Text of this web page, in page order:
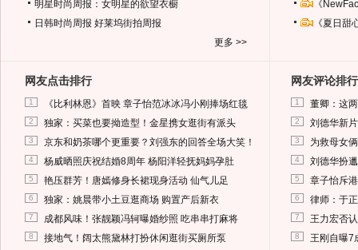
明星时尚周报：女明星的欲望衣橱
日韩时尚周报 好莱坞街拍周报
更多 >>
《
《夏日
网友点击排行
1 《比利林恩》首映 章子怡范冰冰冯小刚捧场红毯
2 独家：买菜也要拗造型！金星携女逛街有派头
3 京东和奶茶哪个更重要？刘强东的回答全场大笑！
4 杨威晒照庆祝结婚8周年 杨阳洋轻抚妈妈孕肚
5 艳压群芳！唐嫣修身长裙现身活动 仙气儿足
6 独家：姚晨带小土豆逛商场 购置产后新衣
7 成都风味！张靓颖冯轲曝婚纱照 吃串串打麻将
8 接地气！阔太熊黛林打扮休闲逛街买厕所泵
网友评论排行
1 董卿：这
2 刘德华新
3 为救母女
4 刘德华扮
5 章子怡斥
6 律师：于
7 王力宏否
8 王刚自曝7